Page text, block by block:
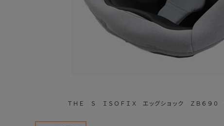
ＴＨＥ Ｓ ＩＳＯＦＩＸ エッグショック ＺＢ６９０